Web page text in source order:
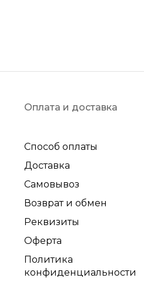
Оплата и доставка
Способ оплаты
Доставка
Самовывоз
Возврат и обмен
Реквизиты
Оферта
Политика
конфиденциальности